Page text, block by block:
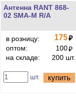
Антенна RANT 868-
02 SMA-M R/A
в розницу: 175₽
оптом:
100₽
на складе:
200 шт.
шт. купить